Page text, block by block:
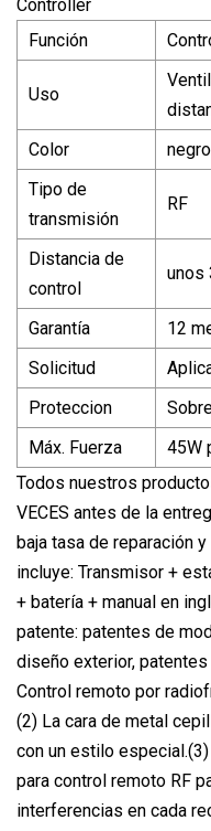
Función
Uso
Color
Tipo de
transmisión
RF
Distancia de
control
unos
Garantía
12
Solicitud
Proteccion
Máx. Fuerza
45W
Todos nuestros
VECES antes de la
baja tasa de reparación
incluye: Transmisor +
+ batería + manual en
patente: patentes de
diseño exterior,
Control remoto por
(2) La cara de metal
con un estilo
para control remoto RF
interferencias en cada